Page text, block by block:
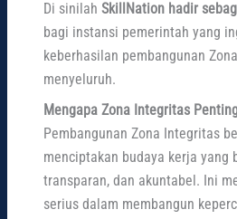
Di sinilahSkillNation hadir
bagi instansi pemerintah yang
keberhasilan pembangunan
menyeluruh.
Mengapa Zona Integritas
Pembangunan Zona Integritas
menciptakan budaya kerja yang
transparan, dan akuntabel. Ini
serius dalam membangun